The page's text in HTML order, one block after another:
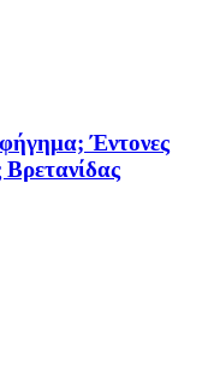
Έντονες
Βρετανίδας